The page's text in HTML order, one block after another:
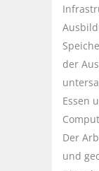
der
Essen
Der
und